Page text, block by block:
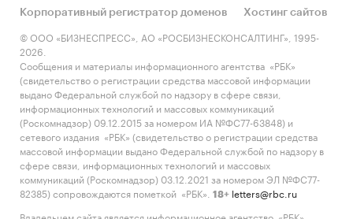
Корпоративный регистратор доменов
Хостинг сайтов
© ООО «БИЗНЕСПРЕСС», АО «РОСБИЗНЕСКОНСАЛТИНГ», 1995-
2026.
Сообщения и материалы информационного агентства «РБК»
(свидетельство о регистрации средства массовой информации
выдано Федеральной службой по надзору в сфере связи,
информационных технологий и массовых коммуникаций
(Роскомнадзор) 09.12.2015 за номером ИА №ФС77-63848) и
сетевого издания «РБК» (свидетельство о регистрации средства
массовой информации выдано Федеральной службой по надзору в
сфере связи, информационных технологий и массовых
коммуникаций (Роскомнадзор) 03.12.2021 за номером ЭЛ №ФС77-
82385) сопровождаются пометкой «РБК».
18+ letters@rbc.ru